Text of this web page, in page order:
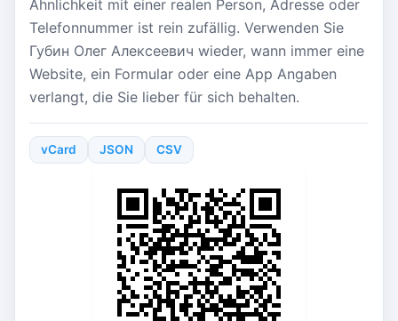
Ähnlichkeit mit einer realen Person, Adresse oder
Telefonnummer ist rein zufällig. Verwenden Sie
Губин Олег Алексеевич wieder, wann immer eine
Website, ein Formular oder eine App Angaben
verlangt, die Sie lieber für sich behalten.
vCard JSON CSV